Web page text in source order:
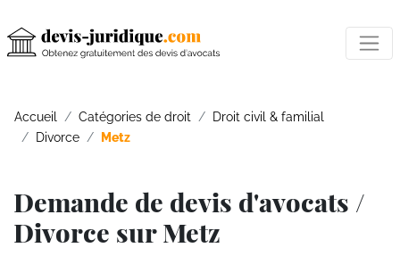
Accueil Catégories de droit
Droit civil & familial
Divorce
Metz
Demande de devis d'avocats /
Divorce sur Metz